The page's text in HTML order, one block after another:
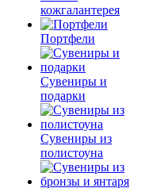
кожгалантерея
Портфели
Сувениры и
подарки
Сувениры из
полистоуна